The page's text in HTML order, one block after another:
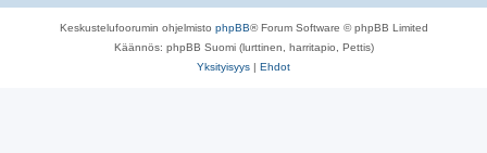
Keskustelufoorumin ohjelmisto phpBB® Forum Software © phpBB Limited
Käännös: phpBB Suomi (lurttinen, harritapio, Pettis)
Yksityisyys | Ehdot